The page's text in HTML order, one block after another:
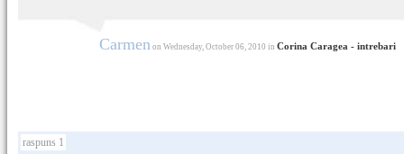
Carmen on Wednesday, October 06, 2010 in Corina Caragea - intrebari
raspuns 1